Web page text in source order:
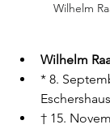
Wilhelm
Wilhelm
* 8.
† 15.